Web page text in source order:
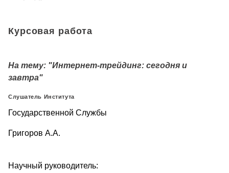
Курсовая работа
На тему: "Интернет-трейдинг: сегодня и
завтра"
Слушатель Института
Государственной Службы
Григоров А.А.
Научный руководитель: